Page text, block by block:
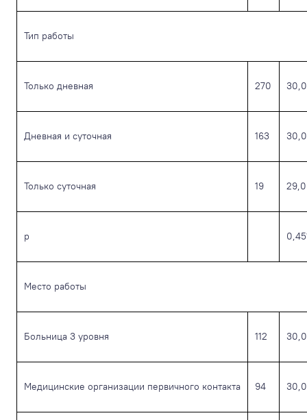
Тип работы
Только дневная 270
Дневная и суточная 163
Только суточная 19
р
Место работы
Больница 3 уровня 112
Медицинские организации первичного контакта 94